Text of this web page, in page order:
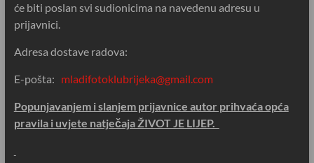
će biti poslan svi sudionicima na navedenu adresu u
prijavnici.
Adresa dostave radova:
E-pošta: mladifotoklubrijeka@gmail.com
Popunjavanjem i slanjem prijavnice autor prihvaća opća
pravila i uvjete natječaja ŽIVOT JE LIJEP.